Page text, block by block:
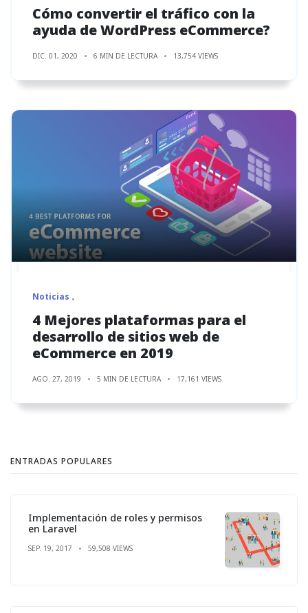
Cómo convertir el tráfico con la
ayuda de WordPress eCommerce?
DIC. 01, 2020 6 MIN DE LECTURA 13,754 VIEWS
Noticias
4 Mejores plataformas para el
desarrollo de sitios web de
eCommerce en 2019
AGO. 27, 2019 5 MIN DE LECTURA 17,161 VIEWS
ENTRADAS POPULARES
Implementación de roles y permisos
en Laravel
SEP. 19, 2017 59,508 VIEWS